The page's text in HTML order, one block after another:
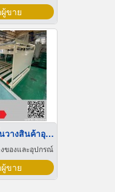
ขาย
โรงงานผลิตชั้นวางสินค้าอุตสาหกรรม Made to order
ของและอุปกรณ์
ขาย